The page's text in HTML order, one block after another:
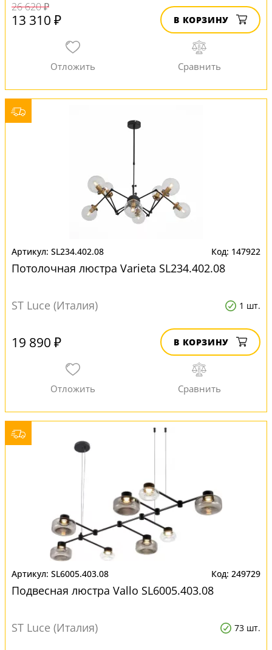
26 620 ₽
13 310 ₽ В КОРЗИНУ
SL234.402.08 147922
Потолочная люстра Varieta SL234.402.08
ST Luce (Италия) 1 шт.
19 890 ₽ В КОРЗИНУ
SL6005.403.08 249729
Подвесная люстра Vallo SL6005.403.08
ST Luce (Италия) 73 шт.